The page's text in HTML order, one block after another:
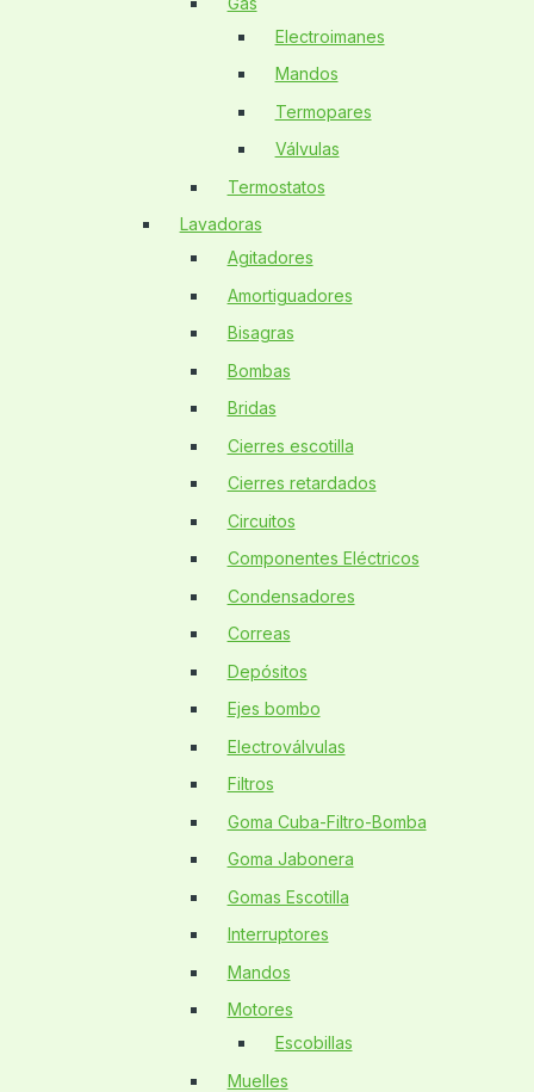
Electroimanes
Mandos
Termopares
Válvulas
Termostatos
Lavadoras
Agitadores
Amortiguadores
Bisagras
Bombas
Bridas
Cierres escotilla
Cierres retardados
Circuitos
Componentes Eléctricos
Condensadores
Correas
Depósitos
Ejes bombo
Electroválvulas
Filtros
Goma Cuba-Filtro-Bomba
Goma Jabonera
Gomas Escotilla
Interruptores
Mandos
Motores
Escobillas
Muelles